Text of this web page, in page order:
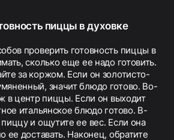
пиццы в духовке
проверить готовность пиццы в
сколько еще ее надо готовить.
за коржом. Если он золотисто-
значит блюдо готово. Во-
в центр пиццы. Если он выходит
итальянское блюдо готово. В-
и ощутите ее вес. Если она
ее доставать. Наконец, обратите